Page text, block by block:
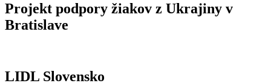
Projekt podpory žiakov z Ukrajiny v
Bratislave
LIDL Slovensko